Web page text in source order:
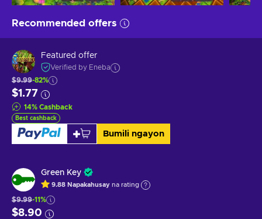
Recommended offers
Featured offer
Verified by Eneba
$9.99-82%
$1.77
14% Cashback
Best cashback
Bumili ngayon
Green Key
9.88 Napakahusay na rating
$9.99-11%
$8.90